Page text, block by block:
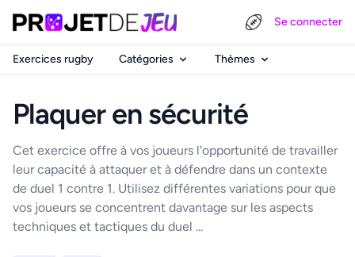
Se connecter
Exercices rugby Catégories Thèmes
Plaquer en sécurité
Cet exercice offre à vos joueurs l'opportunité de travailler
leur capacité à attaquer et à défendre dans un contexte
de duel 1 contre 1. Utilisez différentes variations pour que
vos joueurs se concentrent davantage sur les aspects
techniques et tactiques du duel ...